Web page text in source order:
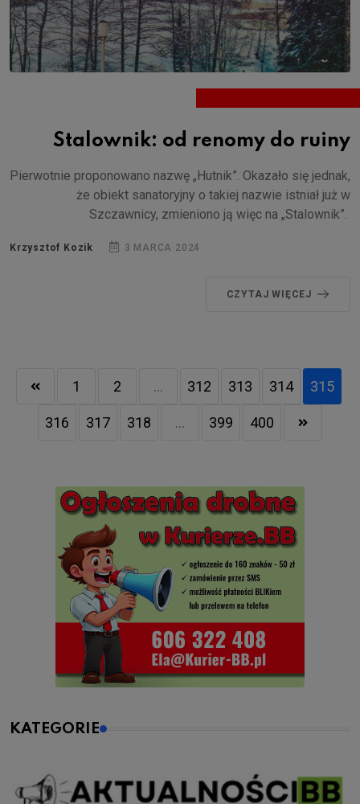
Stalownik: od renomy do ruiny
Pierwotnie proponowano nazwę „Hutnik”. Okazało się jednak,
że obiekt sanatoryjny o takiej nazwie istniał już w
Szczawnicy, zmieniono ją więc na „Stalownik”.
Krzysztof Kozik 3 MARCA 2024
CZYTAJ WIĘCEJ
1 2 ... 312 313 314 315
316 317 318 ... 399 400
KATEGORIE